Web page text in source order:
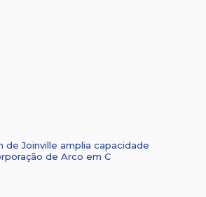
de Joinville amplia capacidade
de Arco em C